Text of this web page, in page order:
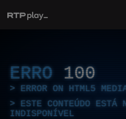
ERRO 100
ERROR ON HTML5
ESTE CONTEÚDO ESTÁ
INDISPONÍVEL